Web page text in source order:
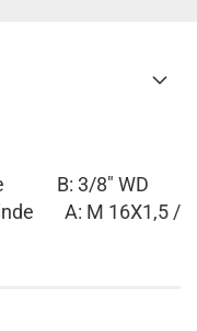
B: 3/8" WD
A: M 16X1,5 /